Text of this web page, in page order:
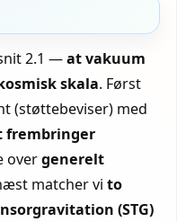
2.1 —at vakuum
skala. Først
(støttebeviser) med
frembringer
overgenerelt
matcher vi to
(STG)